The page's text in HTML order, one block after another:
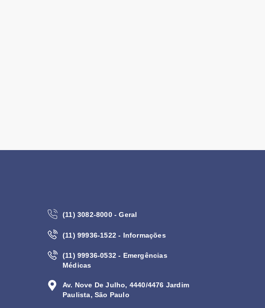
(11) 3082-8000 - Geral
(11) 99936-1522 - Informações
(11) 99936-0532 - Emergências
Médicas
Av. Nove De Julho, 4440/4476 Jardim
Paulista, São Paulo